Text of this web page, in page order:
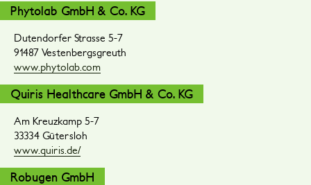
Phytolab GmbH & Co. KG
Dutendorfer Strasse 5-7
91487 Vestenbergsgreuth
www.phytolab.com
Quiris Healthcare GmbH & Co. KG
Am Kreuzkamp 5-7
33334 Gütersloh
www.quiris.de/
Robugen GmbH